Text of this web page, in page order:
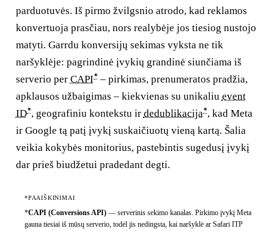
parduotuvės. Iš pirmo žvilgsnio atrodo, kad reklamos
konvertuoja prasčiau, nors realybėje jos tiesiog nustojo
matyti. Garrdu konversijų sekimas vyksta ne tik
naršyklėje: pagrindinė įvykių grandinė siunčiama iš
serverio per CAPI* – pirkimas, prenumeratos pradžia,
apklausos užbaigimas – kiekvienas su unikaliu event
ID*, geografiniu kontekstu ir dedublikacija*, kad Meta
ir Google tą patį įvykį suskaičiuotų vieną kartą. Šalia
veikia kokybės monitorius, pastebintis sugedusį įvykį
dar prieš biudžetui pradedant degti.
*PAAIŠKINIMAI
*CAPI (Conversions API)— serverinis sekimo kanalas. Pirkimo įvykį Meta
gauna tiesiai iš mūsų serverio, todėl jis nedingsta, kai naršyklė ar Safari ITP